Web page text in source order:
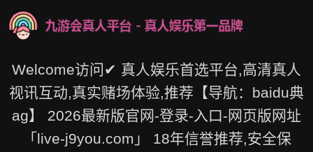
Welcome访问✔ 真人娱乐首选平台,高清真人
视讯互动,真实赌场体验,推荐【导航：baidu典
ag】 2026最新版官网-登录-入口-网页版网址
「live-j9you.com」 18年信誉推荐,安全保